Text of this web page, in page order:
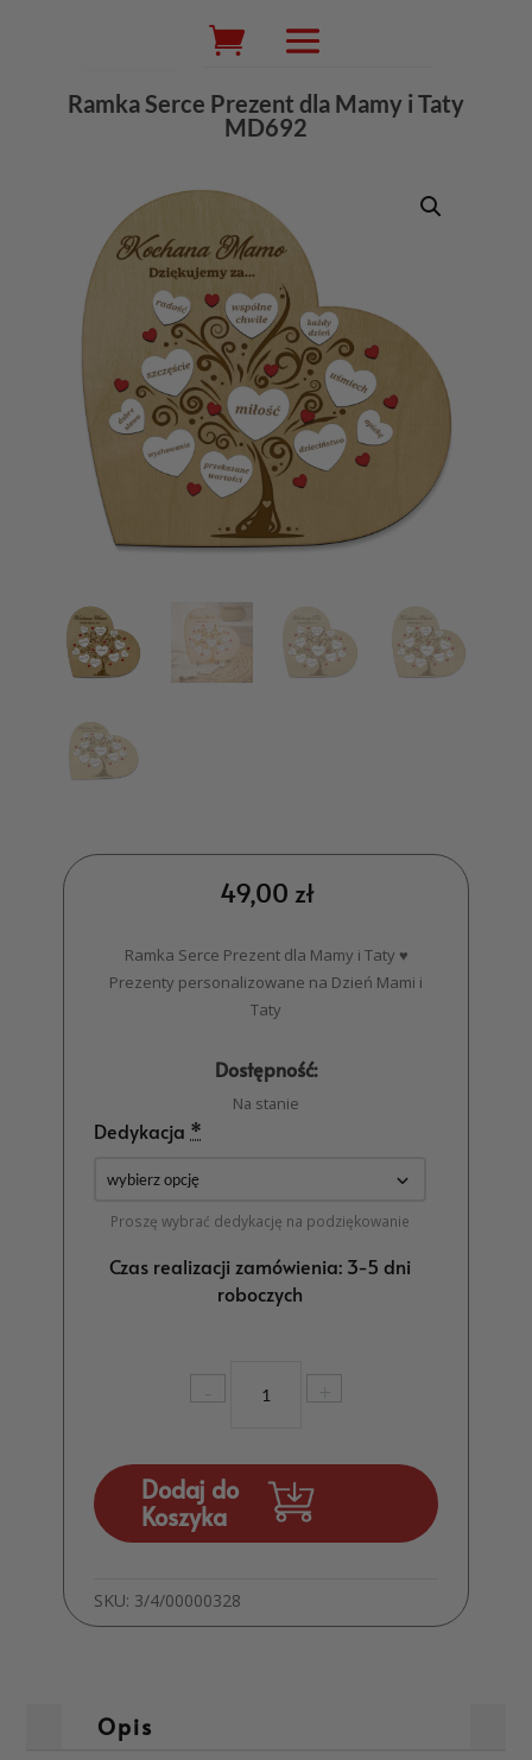
Wyszukiwarka
produktów
Ramka Serce Prezent dla Mamy i Taty
MD692
49,00 zł
Ramka Serce Prezent dla Mamy i Taty ♥
Prezenty personalizowane na Dzień Mami i
Taty
Dostępność:
Na stanie
Dedykacja *
Proszę wybrać dedykację na podziękowanie
Czas realizacji zamówienia: 3-5 dni
roboczych
-
Ramka
dla
Mamy
i
MD692
+
Dodaj do
Koszyka
SKU: 3/4/00000328
Opis